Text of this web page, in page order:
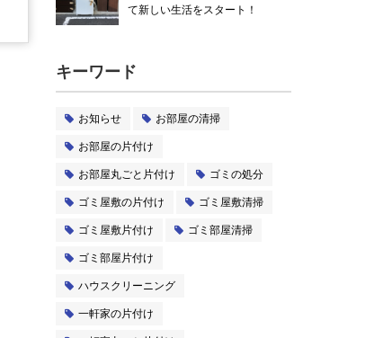
て新しい生活をスタート！
キーワード
お知らせ
お部屋の清掃
お部屋の片付け
お部屋丸ごと片付け
ゴミの処分
ゴミ屋敷の片付け
ゴミ屋敷清掃
ゴミ屋敷片付け
ゴミ部屋清掃
ゴミ部屋片付け
ハウスクリーニング
一軒家の片付け